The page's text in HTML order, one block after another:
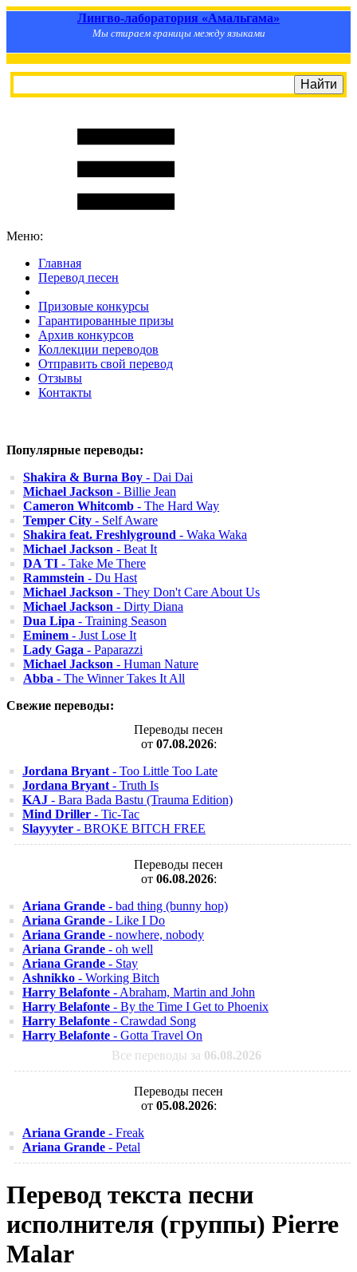
Лингво-лаборатория «Амальгама»
Мы стираем границы между языками
Меню:
Главная
Перевод песен
Призовые конкурсы
Гарантированные призы
Архив конкурсов
Коллекции переводов
Отправить свой перевод
Отзывы
Контакты
Популярные переводы:
Shakira & Burna Boy - Dai Dai
Michael Jackson - Billie Jean
Cameron Whitcomb - The Hard Way
Temper City - Self Aware
Shakira feat. Freshlyground - Waka Waka
Michael Jackson - Beat It
DA TI - Take Me There
Rammstein - Du Hast
Michael Jackson - They Don't Care About Us
Michael Jackson - Dirty Diana
Dua Lipa - Training Season
Eminem - Just Lose It
Lady Gaga - Paparazzi
Michael Jackson - Human Nature
Abba - The Winner Takes It All
Свежие переводы:
Переводы песен
от 07.08.2026:
Jordana Bryant - Too Little Too Late
Jordana Bryant - Truth Is
KAJ - Bara Bada Bastu (Trauma Edition)
Mind Driller - Tic-Tac
Slayyyter - BROKE BITCH FREE
Переводы песен
от 06.08.2026:
Ariana Grande - bad thing (bunny hop)
Ariana Grande - Like I Do
Ariana Grande - nowhere, nobody
Ariana Grande - oh well
Ariana Grande - Stay
Ashnikko - Working Bitch
Harry Belafonte - Abraham, Martin and John
Harry Belafonte - By the Time I Get to Phoenix
Harry Belafonte - Crawdad Song
Harry Belafonte - Gotta Travel On
Все переводы за 06.08.2026
Переводы песен
от 05.08.2026:
Ariana Grande - Freak
Ariana Grande - Petal
Перевод текста песни
исполнителя (группы) Pierre
Malar